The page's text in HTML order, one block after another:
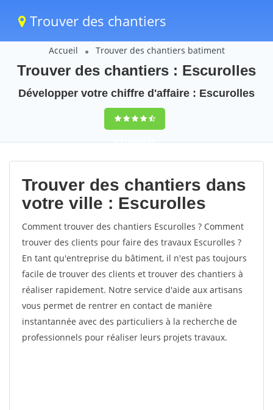
Trouver des chantiers
Accueil Trouver des chantiers batiment
Trouver des chantiers : Escurolles
Développer votre chiffre d'affaire : Escurolles
9,5(100%)64
votes
Trouver des chantiers dans
votre ville : Escurolles
Comment trouver des chantiers Escurolles ? Comment
trouver des clients pour faire des travaux Escurolles ?
En tant qu'entreprise du bâtiment, il n'est pas toujours
facile de trouver des clients et trouver des chantiers à
réaliser rapidement. Notre service d'aide aux artisans
vous permet de rentrer en contact de manière
instantannée avec des particuliers à la recherche de
professionnels pour réaliser leurs projets travaux.